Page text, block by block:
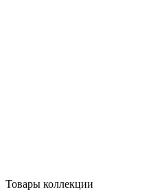
Товары коллекции